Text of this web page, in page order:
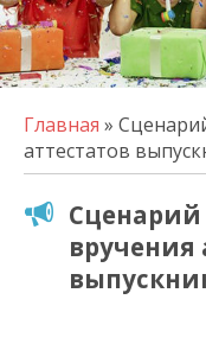
Главная »
аттестатов
Сценарий
вручения